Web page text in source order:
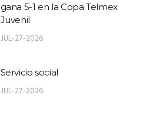
gana 5-1 en la Copa Telmex
Juvenil
JUL-27-2026
Servicio social
JUL-27-2026